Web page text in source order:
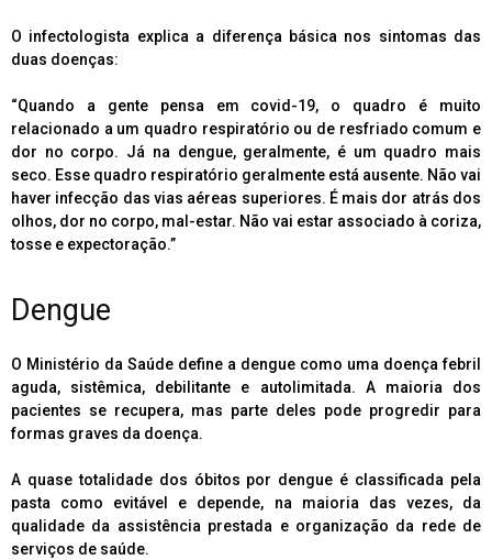
O infectologista explica a diferença básica nos sintomas das
duas doenças:
“Quando a gente pensa em covid-19, o quadro é muito
relacionado a um quadro respiratório ou de resfriado comum e
dor no corpo. Já na dengue, geralmente, é um quadro mais
seco. Esse quadro respiratório geralmente está ausente. Não vai
haver infecção das vias aéreas superiores. É mais dor atrás dos
olhos, dor no corpo, mal-estar. Não vai estar associado à coriza,
tosse e expectoração.”
Dengue
O Ministério da Saúde define a dengue como uma doença febril
aguda, sistêmica, debilitante e autolimitada. A maioria dos
pacientes se recupera, mas parte deles pode progredir para
formas graves da doença.
A quase totalidade dos óbitos por dengue é classificada pela
pasta como evitável e depende, na maioria das vezes, da
qualidade da assistência prestada e organização da rede de
serviços de saúde.